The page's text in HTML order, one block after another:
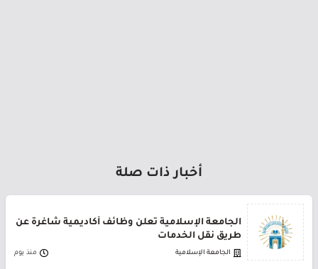
أخبار ذات صلة
الجامعة الإسلامية تعلن وظائف أكاديمية شاغرة عن
طريق نقل الخدمات
الجامعة الإسلامية منذ يوم